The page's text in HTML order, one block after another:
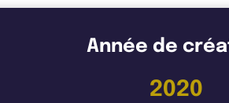
Année de
2020